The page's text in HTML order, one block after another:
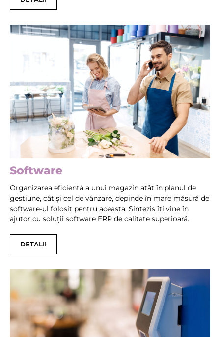
Software
Organizarea eficientă a unui magazin atât în planul de
gestiune, cât și cel de vânzare, depinde în mare măsură de
software-ul folosit pentru aceasta. Sintezis îți vine în
ajutor cu soluții software ERP de calitate superioară.
DETALII